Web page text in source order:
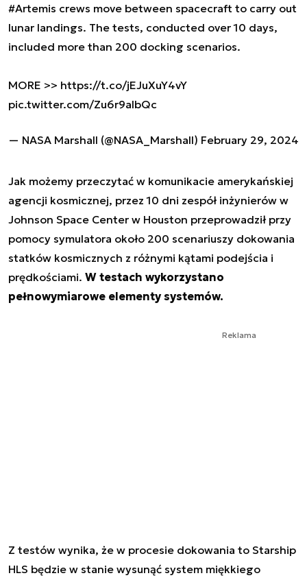
#Artemis crews move between spacecraft to carry out
lunar landings. The tests, conducted over 10 days,
included more than 200 docking scenarios.
MORE >> https://t.co/jEJuXuY4vY
pic.twitter.com/Zu6r9aIbQc
— NASA Marshall (@NASA_Marshall) February 29, 2024
Jak możemy przeczytać w komunikacie amerykańskiej
agencji kosmicznej, przez 10 dni zespół inżynierów w
Johnson Space Center w Houston przeprowadził przy
pomocy symulatora około 200 scenariuszy dokowania
statków kosmicznych z różnymi kątami podejścia i
prędkościami. W testach wykorzystano
pełnowymiarowe elementy systemów.
Reklama
Z testów wynika, że w procesie dokowania to Starship
HLS będzie w stanie wysunąć system miękkiego